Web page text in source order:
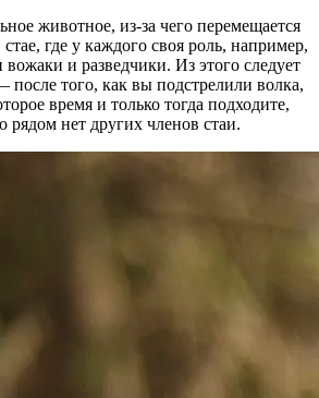
животное, из-за чего перемещается
где у каждого своя роль, например,
вожаки и разведчики. Из этого следует
того, как вы подстрелили волка,
время и только тогда подходите,
рядом нет других членов стаи.